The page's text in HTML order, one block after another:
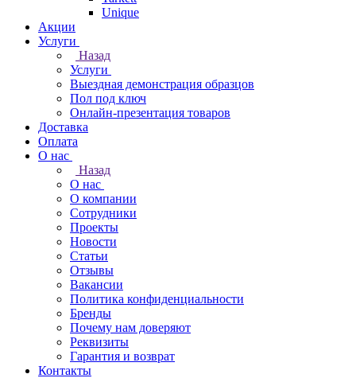
Unique
Акции
Услуги
Назад
Услуги
Выездная демонстрация образцов
Пол под ключ
Онлайн-презентация товаров
Доставка
Оплата
О нас
Назад
О нас
О компании
Сотрудники
Проекты
Новости
Статьи
Отзывы
Вакансии
Политика конфиденциальности
Бренды
Почему нам доверяют
Реквизиты
Гарантия и возврат
Контакты